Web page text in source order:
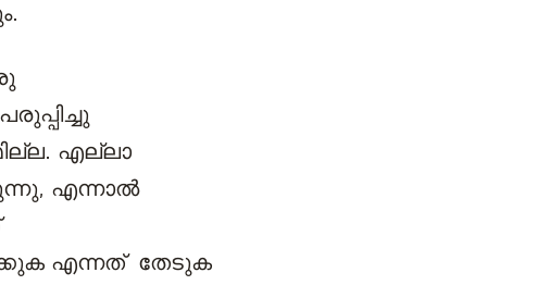
എല്ലാ
എന്നാൽ
എന്നത് തേടുക